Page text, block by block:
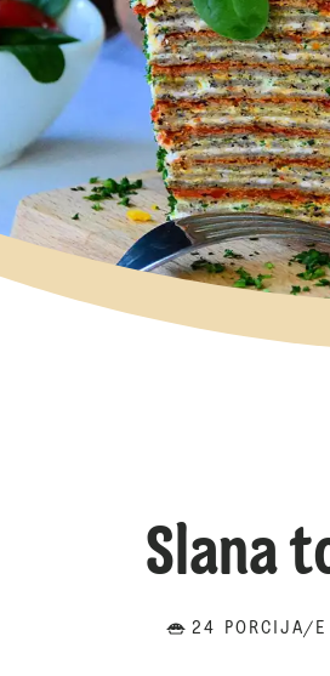
Slana
24 PORCIJA/E